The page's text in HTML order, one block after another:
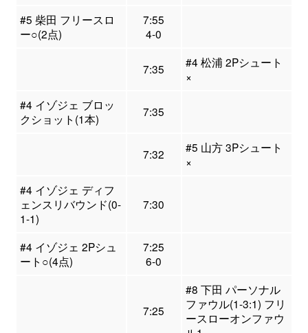
#5 柴田 フリースロ
ー○(2点)
7:55
4-0
7:35
#4 松浦 2Pシュート
×
#4 イゾジェ ブロッ
クショット(1本)
7:35
7:32
#5 山方 3Pシュート
×
#4 イゾジェ ディフ
ェンスリバウンド(0-
1-1)
7:30
#4 イゾジェ 2Pシュ
ート○(4点)
7:25
6-0
7:25
#8 下田 パーソナル
ファウル(1-3:1) フリ
ースローオンファウ